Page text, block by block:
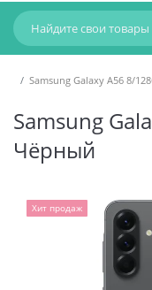
Samsung Galaxy A56 8/
Samsung
Чёрный
Хит продаж